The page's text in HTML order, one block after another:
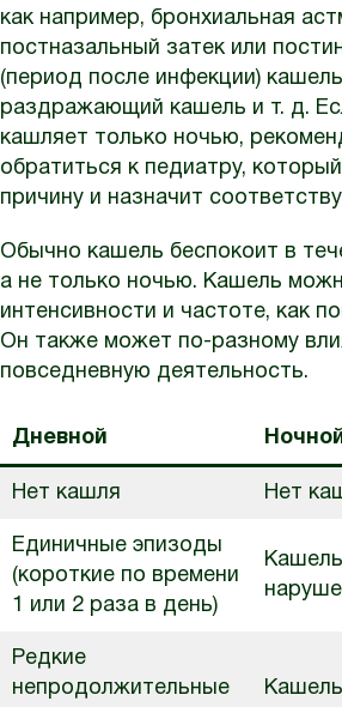
как например, бронхиальная
постназальный затек или
(период после инфекции)
раздражающий кашель и т. д.
кашляет только ночью,
обратиться к педиатру,
причину и назначит
Обычно кашель беспокоит в
а не только ночью. Кашель
интенсивности и частоте, как
Он также может по-разному
повседневную деятельность.
Дневной
Нет кашля Нет
Единичные эпизоды
(короткие по времени
1 или 2 раза в день)
Редкие
непродолжительные